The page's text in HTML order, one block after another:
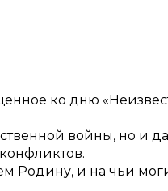
ко дню
войны, но и
Родину, и на чьи